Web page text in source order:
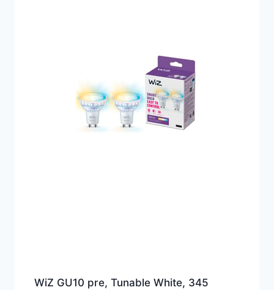
WiZ GU10 pre, Tunable White, 345